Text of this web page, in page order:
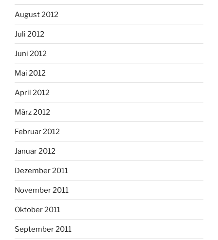
August 2012
Juli 2012
Juni 2012
Mai 2012
April 2012
März 2012
Februar 2012
Januar 2012
Dezember 2011
November 2011
Oktober 2011
September 2011